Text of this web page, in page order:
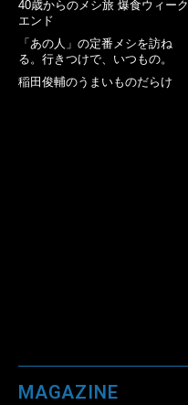
40歳からのメシ旅 爆食ウィーク
エンド
「あの人」の定番メシを訪ね
る。行きつけで、いつもの。
稲田俊輔のうまいものだらけ
MAGAZINE